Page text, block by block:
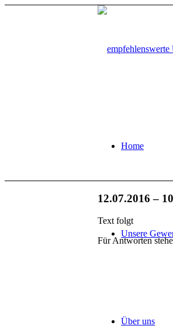
Home
Unsere
Über uns
12.07.2016 –
Text folgt
Für Antworten